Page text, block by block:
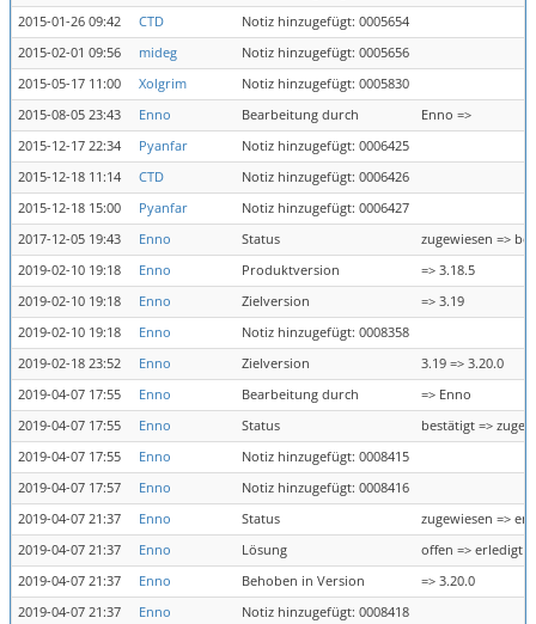
2015-01-26 09:42
CTD
Notiz hinzugefügt: 0005654
2015-02-01 09:56
mideg
Notiz hinzugefügt: 0005656
2015-05-17 11:00
Xolgrim
Notiz hinzugefügt: 0005830
2015-08-05 23:43
Enno Bearbeitung durch
Enno =>
2015-12-17 22:34
Pyanfar
Notiz hinzugefügt: 0006425
2015-12-18 11:14
CTD
Notiz hinzugefügt: 0006426
2015-12-18 15:00
Pyanfar
Notiz hinzugefügt: 0006427
2017-12-05 19:43
Enno Status
zugewiesen =>
2019-02-10 19:18
Enno Produktversion
=> 3.18.5
2019-02-10 19:18
Enno Zielversion
=> 3.19
2019-02-10 19:18
Enno
Notiz hinzugefügt: 0008358
2019-02-18 23:52
Enno Zielversion
3.19 => 3.20.0
2019-04-07 17:55
Enno Bearbeitung durch
=> Enno
2019-04-07 17:55
Enno Status
bestätigt =>
2019-04-07 17:55
Enno
Notiz hinzugefügt: 0008415
2019-04-07 17:57
Enno
Notiz hinzugefügt: 0008416
2019-04-07 21:37
Enno Status
zugewiesen =>
2019-04-07 21:37
Enno Lösung
offen => erledigt
2019-04-07 21:37
Enno Behoben in Version
=> 3.20.0
2019-04-07 21:37
Enno Notiz hinzugefügt: 0008418